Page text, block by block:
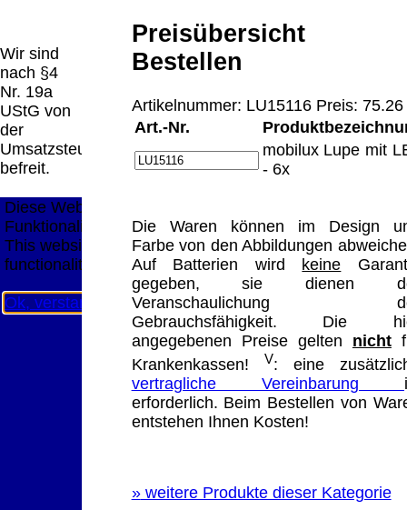
Wir sind
nach §4
Nr. 19a
UStG von
der
Umsatzsteuer
befreit.
Preisübersicht
Bestellen
Artikelnummer: LU15116 Preis: 75.26
Art.-Nr.
mobilux Lupe mit
- 6x
Die Waren können im Design
Farbe von den Abbildungen
Auf Batterien wird keine
gegeben, sie dienen
Veranschaulichung
Gebrauchsfähigkeit. Die
angegebenen Preise gelten nicht
Krankenkassen!
V: eine
vertragliche Vereinbarung
erforderlich. Beim Bestellen von
entstehen Ihnen Kosten!
»weitere Produkte dieser Kategorie
Plattform zur Online-Streitbeilegung (OS)
bereit. Die Plattform finden Sie unter
http://ec.europa.eu/consumers/odr/
Mailadresse lautet:
Seitenanfang
Impressum AGB Widerruf
Datenschutz
Urheberrechte Kontakt Links
Katalog (PDF)
große Anzeige Schließen X
Diese Website nutzt Cookies, um bestmögliche
Funktionalität bieten zu können.
This website uses cookies to provide the best possible
functionality.
Ok, verstanden Mehr Infos